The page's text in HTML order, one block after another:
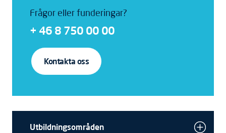
Frågor eller funderingar?
+ 46 8 750 00 00
Kontakta oss
Utbildningsområden